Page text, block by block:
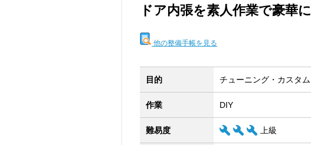
ドア内張を素人作業で豪華に
他の整備手帳を見る
目的 チューニング・カスタム
作業 DIY
難易度 上級